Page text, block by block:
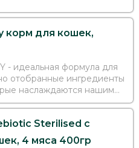
корм для кошек,
- идеальная формула для
отобранные ингредиенты
наслаждаются нашим
Sterilised c
4 мяса 400гр